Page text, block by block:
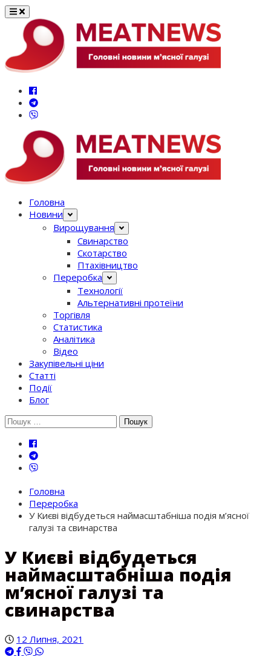
Перейти
вмісту
Головна
Новини
Вирощування
Свинарство
Скотарство
Птахівництво
Переробка
Технології
Альтернативні протеїни
Торгівля
Статистика
Аналітика
Відео
Закупівельні ціни
Статті
Події
Блог
Шукати:
Головна
Переробка
У Києві відбудеться наймасштабніша подія м’ясної
галузі та свинарства
У Києві відбудеться
наймасштабніша подія
м’ясної галузі та
свинарства
12 Липня, 2021